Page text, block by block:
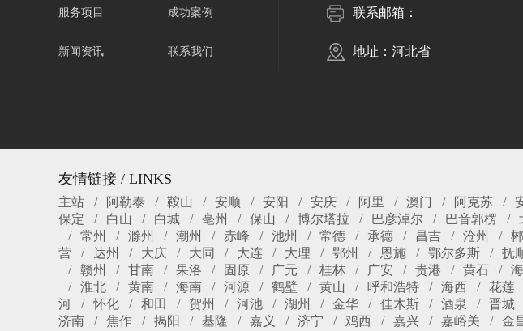
服务项目 成功案例
新闻资讯 联系我们
联系邮箱：
地址：河北省
友情链接 / LINKS
主站 阿勒泰 鞍山 安顺 安阳 安庆 阿里 澳门 阿克苏
保定
白山 白城 亳州 保山 博尔塔拉 巴彦淖尔 巴音郭楞
常州
滁州 潮州 赤峰 池州 常德 承德 昌吉 沧州
营
达州 大庆 大同 大连 大理 鄂州 恩施 鄂尔多斯 抚
赣州
甘南 果洛 固原 广元 桂林 广安 贵港 黄石
淮北
黄南 海南 河源 鹤壁 黄山 呼和浩特 海西 花莲
河
怀化 和田 贺州 河池 湖州 金华 佳木斯 酒泉 晋城
济南
焦作 揭阳 基隆 嘉义 济宁 鸡西 嘉兴 嘉峪关 金